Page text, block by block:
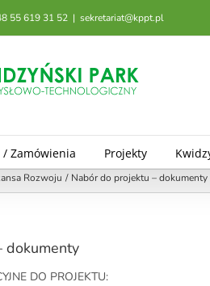
55 619 31 52 | sekretariat@kppt.pl
/ Zamówienia Projekty
Rozwoju Nabór do projektu – dokumenty
dokumenty
DO PROJEKTU: